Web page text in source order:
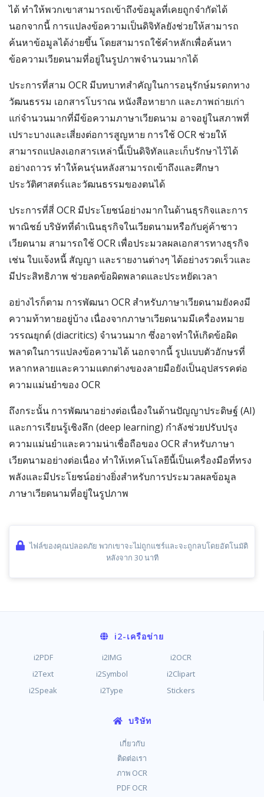
ได้ ทำให้พวกเขาสามารถเข้าถึงข้อมูลที่เคยถูกจำกัดได้
นอกจากนี้ การแปลงข้อความเป็นดิจิทัลยังช่วยให้สามารถ
ค้นหาข้อมูลได้ง่ายขึ้น โดยสามารถใช้คำหลักเพื่อค้นหา
ข้อความเวียดนามที่อยู่ในรูปภาพจำนวนมากได้
ประการที่สาม OCR มีบทบาทสำคัญในการอนุรักษ์มรดกทาง
วัฒนธรรม เอกสารโบราณ หนังสือหายาก และภาพถ่ายเก่า
แก่จำนวนมากที่มีข้อความภาษาเวียดนาม อาจอยู่ในสภาพที่
เปราะบางและเสี่ยงต่อการสูญหาย การใช้ OCR ช่วยให้
สามารถแปลงเอกสารเหล่านี้เป็นดิจิทัลและเก็บรักษาไว้ได้
อย่างถาวร ทำให้คนรุ่นหลังสามารถเข้าถึงและศึกษา
ประวัติศาสตร์และวัฒนธรรมของตนได้
ประการที่สี่ OCR มีประโยชน์อย่างมากในด้านธุรกิจและการ
พาณิชย์ บริษัทที่ดำเนินธุรกิจในเวียดนามหรือกับคู่ค้าชาว
เวียดนาม สามารถใช้ OCR เพื่อประมวลผลเอกสารทางธุรกิจ
เช่น ใบแจ้งหนี้ สัญญา และรายงานต่างๆ ได้อย่างรวดเร็วและ
มีประสิทธิภาพ ช่วยลดข้อผิดพลาดและประหยัดเวลา
อย่างไรก็ตาม การพัฒนา OCR สำหรับภาษาเวียดนามยังคงมี
ความท้าทายอยู่บ้าง เนื่องจากภาษาเวียดนามมีเครื่องหมาย
วรรณยุกต์ (diacritics) จำนวนมาก ซึ่งอาจทำให้เกิดข้อผิด
พลาดในการแปลงข้อความได้ นอกจากนี้ รูปแบบตัวอักษรที่
หลากหลายและความแตกต่างของลายมือยังเป็นอุปสรรคต่อ
ความแม่นยำของ OCR
ถึงกระนั้น การพัฒนาอย่างต่อเนื่องในด้านปัญญาประดิษฐ์ (AI)
และการเรียนรู้เชิงลึก (deep learning) กำลังช่วยปรับปรุง
ความแม่นยำและความน่าเชื่อถือของ OCR สำหรับภาษา
เวียดนามอย่างต่อเนื่อง ทำให้เทคโนโลยีนี้เป็นเครื่องมือที่ทรง
พลังและมีประโยชน์อย่างยิ่งสำหรับการประมวลผลข้อมูล
ภาษาเวียดนามที่อยู่ในรูปภาพ
ไฟล์ของคุณปลอดภัย พวกเขาจะไม่ถูกแชร์และจะถูกลบโดยอัตโนมัติ
หลังจาก 30 นาที
i2-เครือข่าย
i2PDF i2IMG
i2OCR
i2Text
i2Symbol
i2Clipart
i2Speak
i2Type Stickers
บริษัท
เกี่ยวกับ
ติดต่อเรา
ภาพ OCR
PDF OCR